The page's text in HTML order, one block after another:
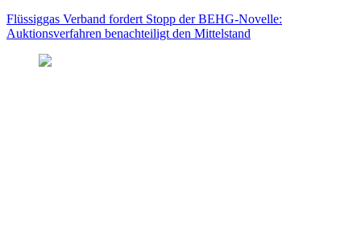
Flüssiggas Verband fordert Stopp der BEHG-Novelle:
Auktionsverfahren benachteiligt den Mittelstand